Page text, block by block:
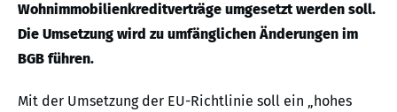
Wohnimmobilienkreditverträge umgesetzt werden soll.
Die Umsetzung wird zu umfänglichen Änderungen im
BGB führen.
Mit der Umsetzung der EU-Richtlinie soll ein „hohes